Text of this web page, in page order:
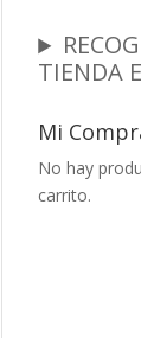
TIENDA
Mi
No hay
carrito.